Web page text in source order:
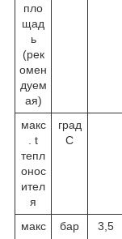
пло
щад
ь
(рек
омен
дуем
ая)
макс
. t
тепл
онос
ител
я
град
С
макс
бар 3,5